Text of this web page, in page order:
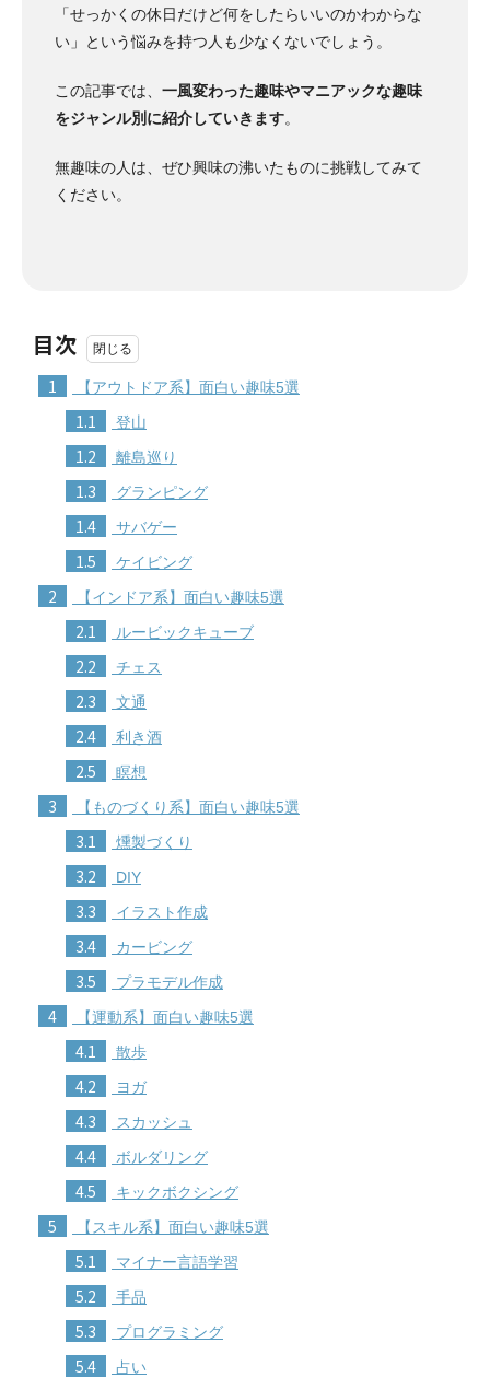
「せっかくの休日だけど何をしたらいいのかわからな
い」という悩みを持つ人も少なくないでしょう。
この記事では、 一風変わった趣味やマニアックな趣味
をジャンル別に紹介していきます。
無趣味の人は、ぜひ興味の沸いたものに挑戦してみて
ください。
目次
1 【アウトドア系】面白い趣味5選
1.1 登山
1.2 離島巡り
1.3 グランピング
1.4 サバゲー
1.5 ケイビング
2 【インドア系】面白い趣味5選
2.1 ルービックキューブ
2.2 チェス
2.3 文通
2.4 利き酒
2.5 瞑想
3 【ものづくり系】面白い趣味5選
3.1 燻製づくり
3.2 DIY
3.3 イラスト作成
3.4 カービング
3.5 プラモデル作成
4 【運動系】面白い趣味5選
4.1 散歩
4.2 ヨガ
4.3 スカッシュ
4.4 ボルダリング
4.5 キックボクシング
5 【スキル系】面白い趣味5選
5.1 マイナー言語学習
5.2 手品
5.3 プログラミング
5.4 占い